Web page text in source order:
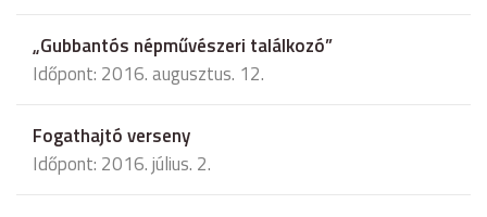
„Gubbantós népművészeri találkozó”
Időpont: 2016. augusztus. 12.
Fogathajtó verseny
Időpont: 2016. július. 2.